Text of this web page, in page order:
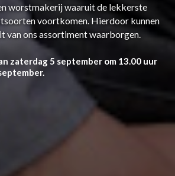
worstmakerij waaruit de lekkerste
voortkomen. Hierdoor kunnen
van ons assortiment waarborgen.
zaterdag 5 september om 13.00 uur